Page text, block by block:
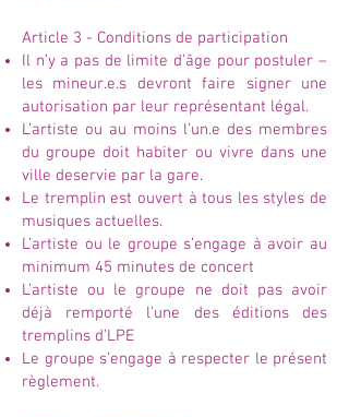
Article 3 - Conditions de participation
Il n’y a pas de limite d’âge pour postuler –
les mineur.e.s devront faire signer une
autorisation par leur représentant légal.
L’artiste ou au moins l’un.e des membres
du groupe doit habiter ou vivre dans une
ville deservie par la gare.
Le tremplin est ouvert à tous les styles de
musiques actuelles.
L’artiste ou le groupe s’engage à avoir au
minimum 45 minutes de concert
L’artiste ou le groupe ne doit pas avoir
déjà remporté l’une des éditions des
tremplins d’LPE
Le groupe s’engage à respecter le présent
règlement.